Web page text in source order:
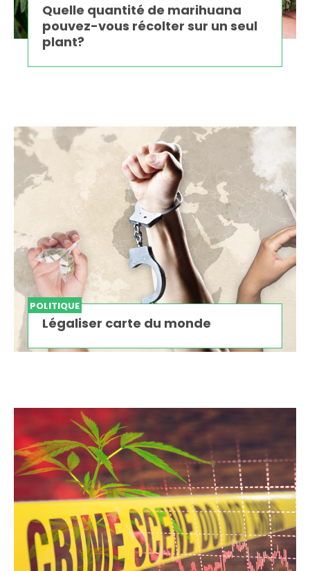
Quelle quantité de marihuana
pouvez-vous récolter sur un seul
plant?
POLITIQUE
Légaliser carte du monde